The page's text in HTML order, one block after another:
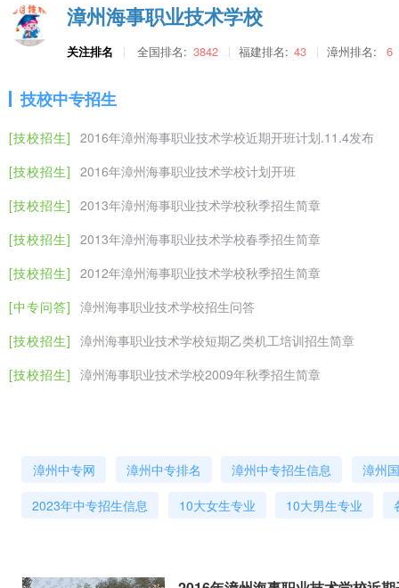
漳州海事职业技术学校
关注排名 全国排名: 3842 福建排名: 43 漳州排名: 6
技校中专招生
[技校招生] 2016年漳州海事职业技术学校近期开班计划.11.4发布
[技校招生] 2016年漳州海事职业技术学校计划开班
[技校招生] 2013年漳州海事职业技术学校秋季招生简章
[技校招生] 2013年漳州海事职业技术学校春季招生简章
[技校招生] 2012年漳州海事职业技术学校秋季招生简章
[中专问答] 漳州海事职业技术学校招生问答
[技校招生] 漳州海事职业技术学校短期乙类机工培训招生简章
[技校招生] 漳州海事职业技术学校2009年秋季招生简章
漳州中专网 漳州中专排名 漳州中专招生信息 漳州
2023年中专招生信息 10大女生专业 10大男生专业